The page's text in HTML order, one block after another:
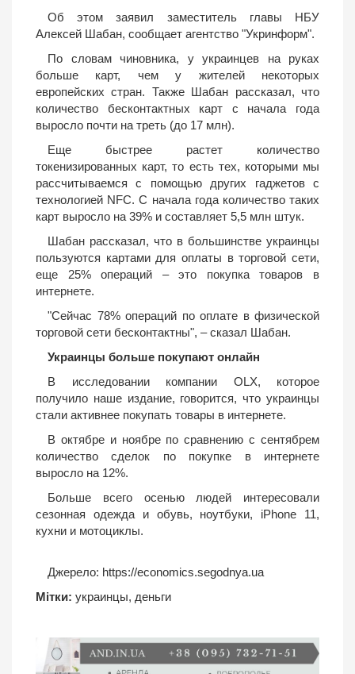
Об этом заявил заместитель главы НБУ
Алексей Шабан, сообщает агентство "Укринформ".
По словам чиновника, у украинцев на руках
больше карт, чем у жителей некоторых
европейских стран. Также Шабан рассказал, что
количество бесконтактных карт с начала года
выросло почти на треть (до 17 млн).
Еще быстрее растет количество
токенизированных карт, то есть тех, которыми мы
рассчитываемся с помощью других гаджетов с
технологией NFC. С начала года количество таких
карт выросло на 39% и составляет 5,5 млн штук.
Шабан рассказал, что в большинстве украинцы
пользуются картами для оплаты в торговой сети,
еще 25% операций – это покупка товаров в
интернете.
"Сейчас 78% операций по оплате в физической
торговой сети бесконтактны", – сказал Шабан.
Украинцы больше покупают онлайн
В исследовании компании OLX, которое
получило наше издание, говорится, что украинцы
стали активнее покупать товары в интернете.
В октябре и ноябре по сравнению с сентябрем
количество сделок по покупке в интернете
выросло на 12%.
Больше всего осенью людей интересовали
сезонная одежда и обувь, ноутбуки, iPhone 11,
кухни и мотоциклы.
Джерело: https://economics.segodnya.ua
Мітки: украинцы, деньги